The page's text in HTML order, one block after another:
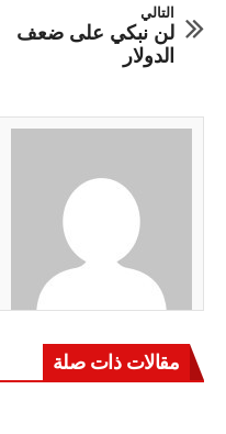
التالي
لن نبكي على ضعف
الدولار
مقالات ذات صلة